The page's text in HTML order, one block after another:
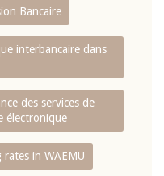
Bancaire
interbancaire dans
des services de
électronique
in WAEMU